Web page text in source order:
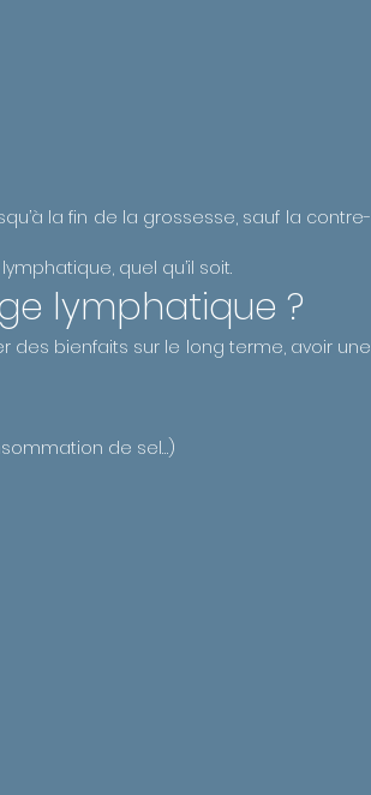
la fin de la grossesse, sauf la contre-
quel qu’il soit.
lymphatique ?
des bienfaits sur le long terme, avoir une
de sel…)